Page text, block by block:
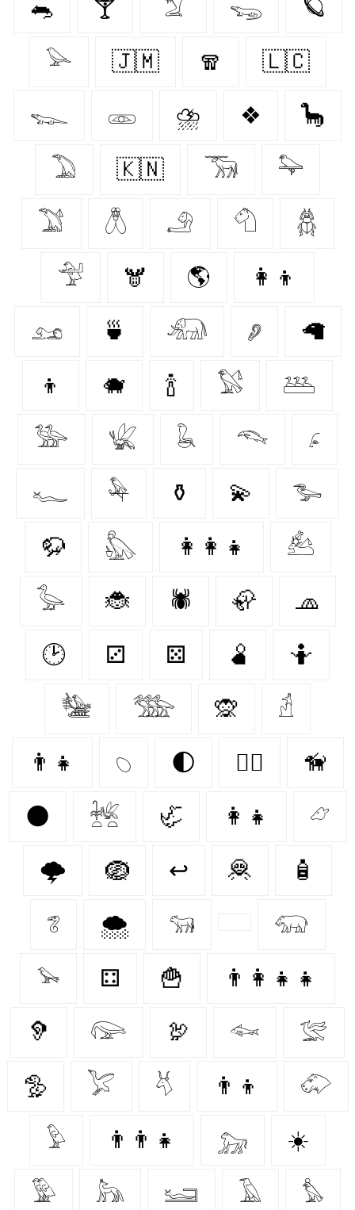
🐀 🍸 𓄆 𓆌 🪐
𓅪 🇯🇲 🧣 🇱🇨
𓆊 𓁽 ⛈️ ❖ 🦕
𓅐 🇰🇳 𓃞 𓅍
𓅑 𓆦 𓄂 𓄇 𓆣
𓅴 🫎 🌎 👩‍👦
𓃭 🍵 𓃰 𓂈 🦙
👦 🐗 🍾 𓅄 𓅹
𓅺 𓆤 𓆘 𓆞 𓂊
𓆑 𓅆 ⚱️ 💫 𓅧
🦬 𓅽 👩‍👩‍👧 𓃕
𓅭 🐞 🕷️ 🦣 🧢
🕑 ⚂ ⚄ 🫄 🤷
𓅋 𓅢 🙊 𓁢
👨‍👧 𓆇 🌓 🐕‍🦺 🦮
🌑 𓆥 🦏 👩‍👧 𓃿
🌩️ 🪺 ↩ 🦧 🧴
𓆂 🌨️ 𓃔 𓃯
𓅩 ⚃ 🍟 👨‍👩‍👧‍👧
🦻 𓅼 🦃 𓆜 𓅛
🦤 𓅯 𓄃 👨‍👦 𓄁
𓅱 👨‍👨‍👧 𓃷 ☀️
𓅳 𓃦 𓆒 𓄿 𓅊